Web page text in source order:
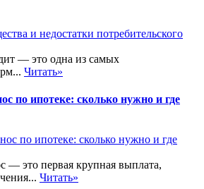
— это одна из самых
Читать»
по ипотеке: сколько нужно и где
— это первая крупная выплата,
Читать»